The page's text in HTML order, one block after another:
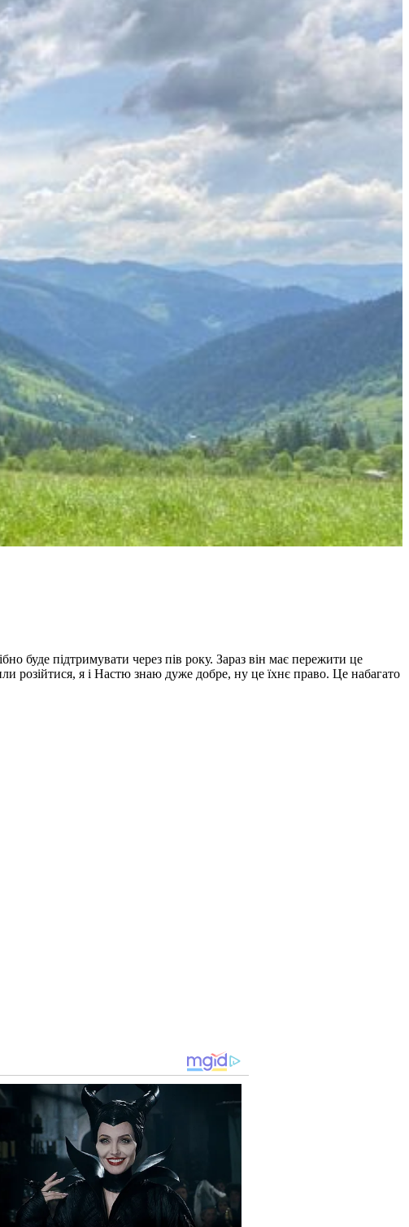
буде підтримувати через пів року. Зараз він має пережити це
розійтися, я і Настю знаю дуже добре, ну це їхнє право. Це набагато